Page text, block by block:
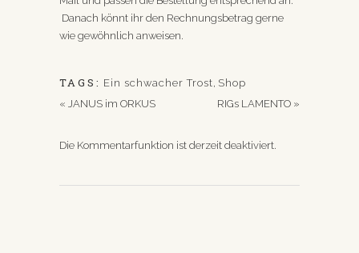
Danach könnt ihr den Rechnungsbetrag gerne
wie gewöhnlich anweisen.
TAGS: Ein schwacher Trost, Shop
« JANUS im ORKUS RIGs LAMENTO »
Die Kommentarfunktion ist derzeit deaktiviert.